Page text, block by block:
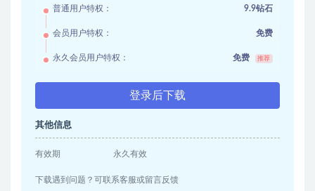
普通用户特权： 9.9钻石
会员用户特权： 免费
永久会员用户特权： 免费 推荐
登录后下载
其他信息
有效期 永久有效
下载遇到问题？可联系客服或留言反馈